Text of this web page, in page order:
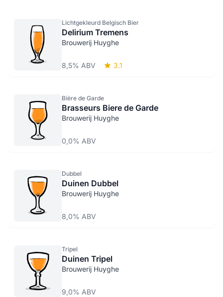
Lichtgekleurd Belgisch Bier
Delirium Tremens
Brouwerij Huyghe
8,5% ABV 3.1
Bière de Garde
Brasseurs Biere de Garde
Brouwerij Huyghe
0,0% ABV
Dubbel
Duinen Dubbel
Brouwerij Huyghe
8,0% ABV
Tripel
Duinen Tripel
Brouwerij Huyghe
9,0% ABV